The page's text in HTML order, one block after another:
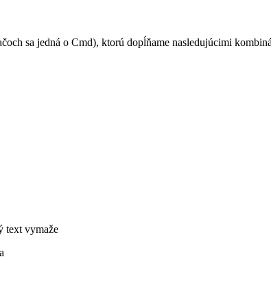
sa jedná o Cmd), ktorú dopĺňame nasledujúcimi
vymaže